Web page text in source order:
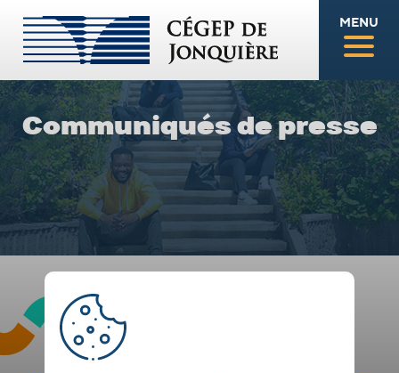
MENU
Communiqués de presse